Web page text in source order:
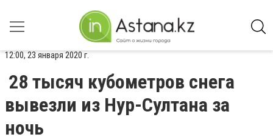
12:00, 23 января 2020 г.
28 тысяч кубометров снега
вывезли из Нур-Султана за
ночь